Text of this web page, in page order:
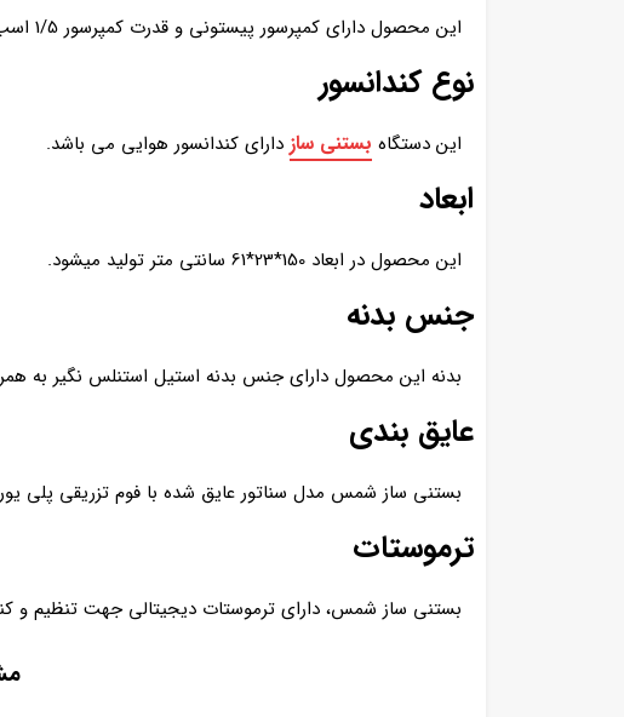
این محصول دارای کمپرسور پیستونی و قدرت کمپرسور 1/5 اسب می باشد.
نوع کندانسور
این دستگاه بستنی ساز دارای کندانسور هوایی می باشد.
ابعاد
این محصول در ابعاد 150*23*61 سانتی متر تولید میشود.
جنس بدنه
بدنه این محصول دارای جنس بدنه استیل استنلس نگیر به
عایق بندی
بستنی ساز شمس مدل سناتور عایق شده با فوم تزریقی پلی
ترموستات
بستنی ساز شمس، دارای ترموستات دیجیتالی جهت تنظیم و